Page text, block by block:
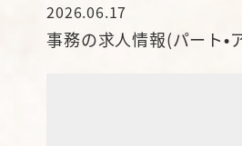
事務の求人情報(パート•
投稿日
2026.06.17